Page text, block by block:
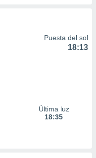
Puesta del sol
18:13
Última luz
18:35